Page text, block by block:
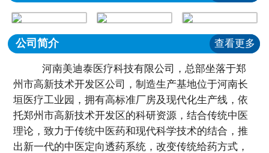
公司简介 查看更多
河南美迪泰医疗科技有限公司，总部坐落于郑
州市高新技术开发区公司，制造生产基地位于河南长
垣医疗工业园，拥有高标准厂房及现代化生产线，依
托郑州市高新技术开发区的科研资源，结合传统中医
理论，致力于传统中医药和现代科学技术的结合，推
出新一代的中医定向透药系统，改变传统给药方式，